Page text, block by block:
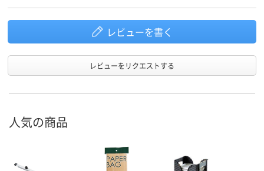
レビューを書く
レビューをリクエストする
人気の商品